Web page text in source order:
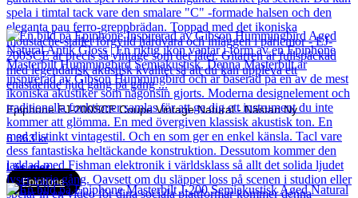
Epiphone EJ-200SCE Coupe Vintage Natural - Nästan Ny
6 363kr
Läs mer
Epiphone